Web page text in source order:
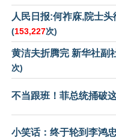
人民日报:何祚庥,院士
(153,227次)
黄洁夫折腾完 新华社副
次)
不当跟班！菲总统捅破
小笑话：终于轮到李鸿